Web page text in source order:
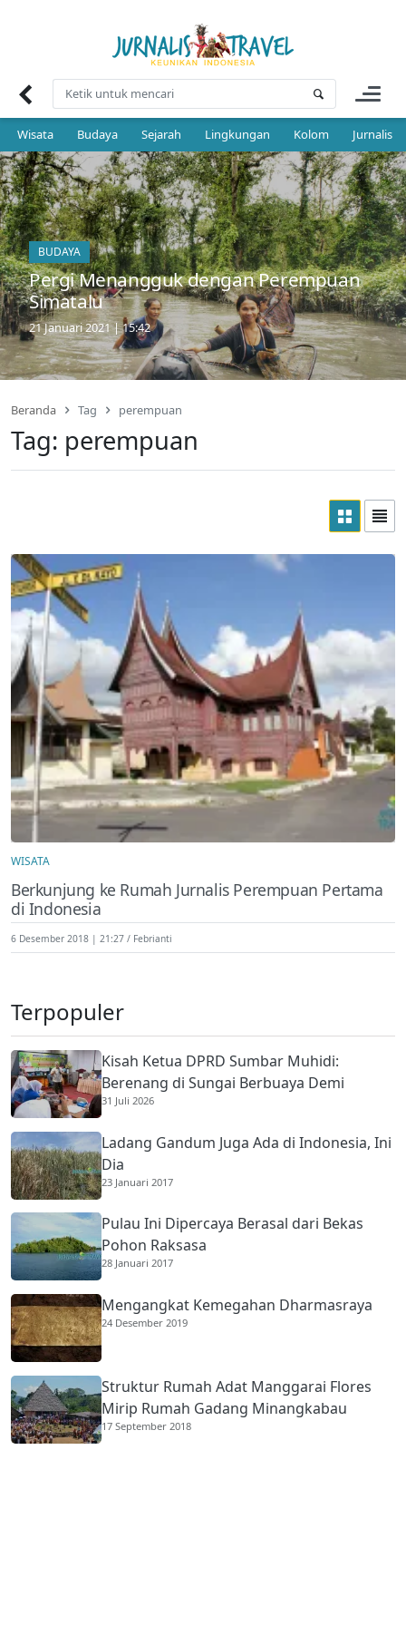
Wisata Budaya Sejarah Lingkungan Kolom Jurnalis
BUDAYA
Pergi Menangguk dengan Perempuan
Simatalu
21 Januari 2021 | 15:42
Beranda Tag perempuan
Tag: perempuan
WISATA
Berkunjung ke Rumah Jurnalis Perempuan Pertama
di Indonesia
6 Desember 2018 | 21:27 Febrianti
Terpopuler
Kisah Ketua DPRD Sumbar Muhidi:
Berenang di Sungai Berbuaya Demi
Membantu Ekonomi Orang Tua
31 Juli 2026
Ladang Gandum Juga Ada di Indonesia, Ini
Dia
23 Januari 2017
Pulau Ini Dipercaya Berasal dari Bekas
Pohon Raksasa
28 Januari 2017
Mengangkat Kemegahan Dharmasraya
24 Desember 2019
Struktur Rumah Adat Manggarai Flores
Mirip Rumah Gadang Minangkabau
17 September 2018